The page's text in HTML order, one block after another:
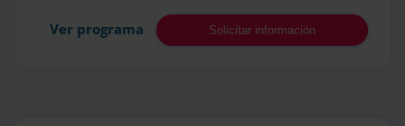
Ver programa Solicitar información